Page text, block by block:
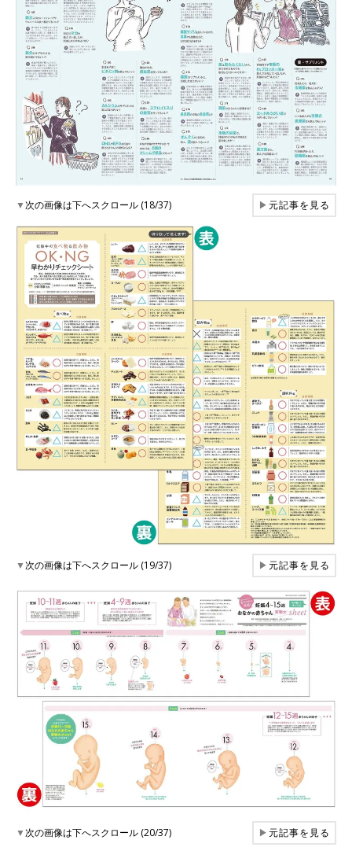
▼次の画像は下へスクロール (18/37) ▶元記事を見る
▼次の画像は下へスクロール (19/37) ▶元記事を見る
▼次の画像は下へスクロール (20/37) ▶元記事を見る